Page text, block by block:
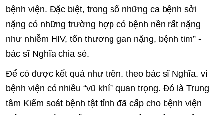
bệnh viện. Đặc biệt, trong số những ca bệnh sởi
nặng có những trường hợp có bệnh nền rất nặng
như nhiễm HIV, tổn thương gan nặng, bệnh tim” -
bác sĩ Nghĩa chia sẻ.
Để có được kết quả như trên, theo bác sĩ Nghĩa, vì
bệnh viện có nhiều “vũ khí” quan trọng. Đó là Trung
tâm Kiểm soát bệnh tật tỉnh đã cấp cho bệnh viện